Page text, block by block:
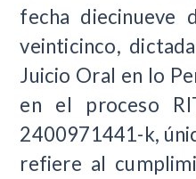
fecha diecinueve
veinticinco,
Juicio Oral en lo
en el proceso
2400971441-k,
refiere al